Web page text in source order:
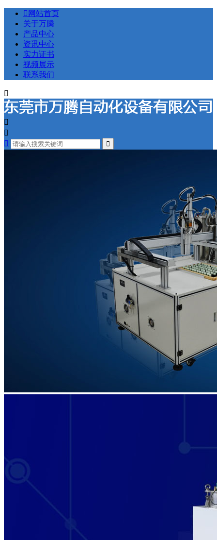
 网站首页
关于万腾
产品中心
资讯中心
实力证书
视频展示
联系我们



